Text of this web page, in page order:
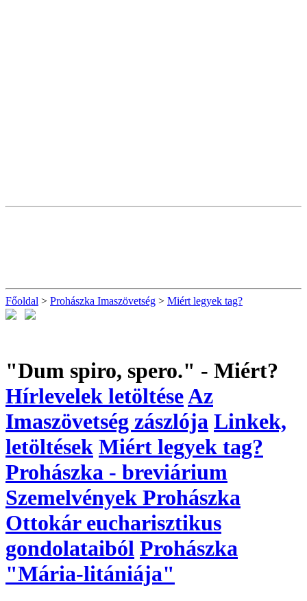
Főoldal > Prohászka Imaszövetség > Miért legyek tag?
"Dum spiro, spero." - Miért?
Hírlevelek letöltéseAz
Imaszövetség zászlója Linkek,
letöltések Miért legyek tag?
Prohászka - breviárium
Szemelvények Prohászka
Ottokár eucharisztikus
gondolataiból Prohászka
"Mária-litániája"